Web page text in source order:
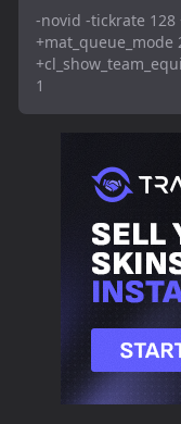
-novid -tickrate 128
+mat_queue_mode
1